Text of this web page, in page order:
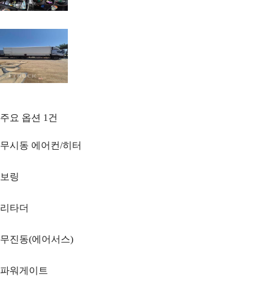
주요 옵션 1 건
무시동 에어컨/히터
보링
리타더
무진동(에어서스)
파워게이트